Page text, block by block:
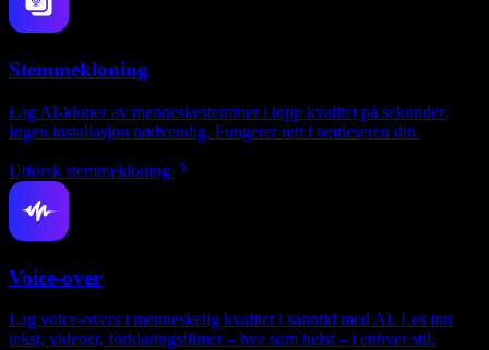
Stemmekloning
Lag AI-kloner av menneskestemmer i topp kvalitet på sekunder.
Ingen installasjon nødvendig. Fungerer rett i nettleseren din.
Utforsk stemmekloning
Voice-over
Lag voice-overs i menneskelig kvalitet i sanntid med AI. Les inn
tekst, videoer, forklaringsfilmer – hva som helst – i enhver stil.